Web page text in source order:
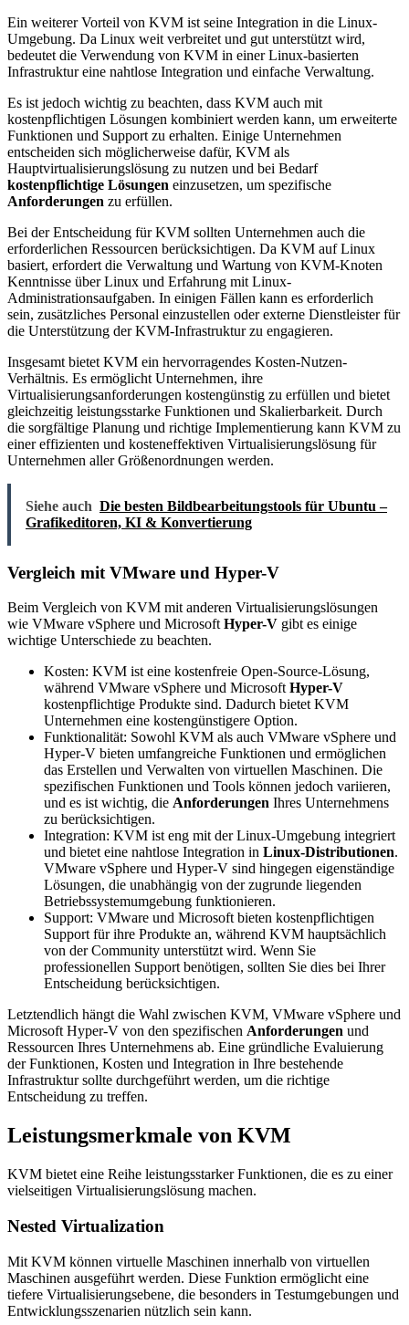
Ein weiterer Vorteil von KVM ist seine Integration in die Linux-
Umgebung. Da Linux weit verbreitet und gut unterstützt wird,
bedeutet die Verwendung von KVM in einer Linux-basierten
Infrastruktur eine nahtlose Integration und einfache Verwaltung.
Es ist jedoch wichtig zu beachten, dass KVM auch mit
kostenpflichtigen Lösungen kombiniert werden kann, um erweiterte
Funktionen und Support zu erhalten. Einige Unternehmen
entscheiden sich möglicherweise dafür, KVM als
Hauptvirtualisierungslösung zu nutzen und bei Bedarf
kostenpflichtige Lösungen einzusetzen, um spezifische
Anforderungen zu erfüllen.
Bei der Entscheidung für KVM sollten Unternehmen auch die
erforderlichen Ressourcen berücksichtigen. Da KVM auf Linux
basiert, erfordert die Verwaltung und Wartung von KVM-Knoten
Kenntnisse über Linux und Erfahrung mit Linux-
Administrationsaufgaben. In einigen Fällen kann es erforderlich
sein, zusätzliches Personal einzustellen oder externe Dienstleister für
die Unterstützung der KVM-Infrastruktur zu engagieren.
Insgesamt bietet KVM ein hervorragendes Kosten-Nutzen-
Verhältnis. Es ermöglicht Unternehmen, ihre
Virtualisierungsanforderungen kostengünstig zu erfüllen und bietet
gleichzeitig leistungsstarke Funktionen und Skalierbarkeit. Durch
die sorgfältige Planung und richtige Implementierung kann KVM zu
einer effizienten und kosteneffektiven Virtualisierungslösung für
Unternehmen aller Größenordnungen werden.
Siehe auch Die besten Bildbearbeitungstools für Ubuntu –
Grafikeditoren, KI & Konvertierung
Vergleich mit VMware und Hyper-V
Beim Vergleich von KVM mit anderen Virtualisierungslösungen
wie VMware vSphere und MicrosoftHyper-V gibt es einige
wichtige Unterschiede zu beachten.
Kosten: KVM ist eine kostenfreie Open-Source-Lösung,
während VMware vSphere und MicrosoftHyper-V
kostenpflichtige Produkte sind. Dadurch bietet KVM
Unternehmen eine kostengünstigere Option.
Funktionalität: Sowohl KVM als auch VMware vSphere und
Hyper-V bieten umfangreiche Funktionen und ermöglichen
das Erstellen und Verwalten von virtuellen Maschinen. Die
spezifischen Funktionen und Tools können jedoch variieren,
und es ist wichtig, die Anforderungen Ihres Unternehmens
zu berücksichtigen.
Integration: KVM ist eng mit der Linux-Umgebung integriert
und bietet eine nahtlose Integration in Linux-Distributionen.
VMware vSphere und Hyper-V sind hingegen eigenständige
Lösungen, die unabhängig von der zugrunde liegenden
Betriebssystemumgebung funktionieren.
Support: VMware und Microsoft bieten kostenpflichtigen
Support für ihre Produkte an, während KVM hauptsächlich
von der Community unterstützt wird. Wenn Sie
professionellen Support benötigen, sollten Sie dies bei Ihrer
Entscheidung berücksichtigen.
Letztendlich hängt die Wahl zwischen KVM, VMware vSphere und
Microsoft Hyper-V von den spezifischen Anforderungen und
Ressourcen Ihres Unternehmens ab. Eine gründliche Evaluierung
der Funktionen, Kosten und Integration in Ihre bestehende
Infrastruktur sollte durchgeführt werden, um die richtige
Entscheidung zu treffen.
Leistungsmerkmale von KVM
KVM bietet eine Reihe leistungsstarker Funktionen, die es zu einer
vielseitigen Virtualisierungslösung machen.
Nested Virtualization
Mit KVM können virtuelle Maschinen innerhalb von virtuellen
Maschinen ausgeführt werden. Diese Funktion ermöglicht eine
tiefere Virtualisierungsebene, die besonders in Testumgebungen und
Entwicklungsszenarien nützlich sein kann.